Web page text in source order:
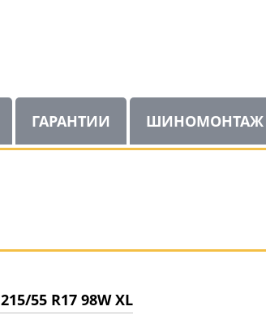
ГАРАНТИИ ШИНОМОНТАЖ
215/55 R17 98W XL